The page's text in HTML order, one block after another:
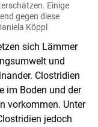
Einige
gegen diese
Köppl
sich Lämmer
und
Clostridien
im Boden und der
vorkommen. Unter
jedoch